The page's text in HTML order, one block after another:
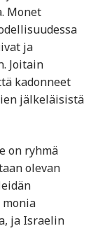
Monet
ja
Joitain
kadonneet
jälkeläisistä
on ryhmä
olevan
ja Israelin